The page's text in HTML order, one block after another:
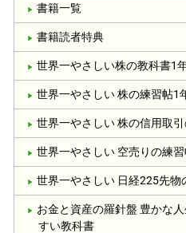
書籍一覧
書籍読者特典
世界一やさしい株の教科書1
世界一やさしい 株の練習帖1
世界一やさしい 株の信用取
世界一やさしい 空売りの練
世界一やさしい 日経225先物
お金と資産の羅針盤 豊かな
すい教科書